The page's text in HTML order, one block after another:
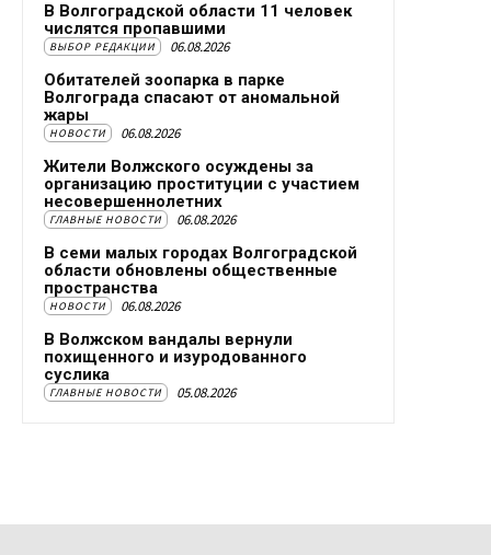
В Волгоградской области 11 человек
числятся пропавшими
ВЫБОР РЕДАКЦИИ 06.08.2026
Обитателей зоопарка в парке
Волгограда спасают от аномальной
жары
НОВОСТИ 06.08.2026
Жители Волжского осуждены за
организацию проституции с участием
несовершеннолетних
ГЛАВНЫЕ НОВОСТИ 06.08.2026
В семи малых городах Волгоградской
области обновлены общественные
пространства
НОВОСТИ 06.08.2026
В Волжском вандалы вернули
похищенного и изуродованного
суслика
ГЛАВНЫЕ НОВОСТИ 05.08.2026